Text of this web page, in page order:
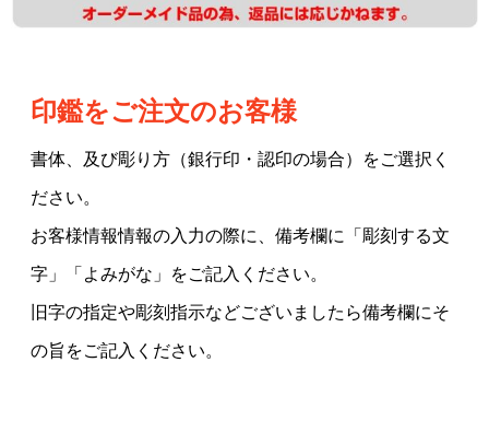
印鑑をご注文のお客様
書体、及び彫り方（銀行印・認印の場合）をご選択く
ださい。
お客様情報情報の入力の際に、備考欄に「彫刻する文
字」「よみがな」をご記入ください。
旧字の指定や彫刻指示などございましたら備考欄にそ
の旨をご記入ください。